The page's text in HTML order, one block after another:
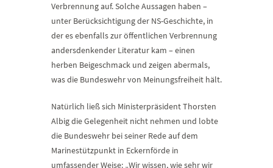
Verbrennung auf. Solche Aussagen haben –
unter Berücksichtigung der NS-Geschichte, in
der es ebenfalls zur öffentlichen Verbrennung
andersdenkender Literatur kam – einen
herben Beigeschmack und zeigen abermals,
was die Bundeswehr von Meinungsfreiheit hält.
Natürlich ließ sich Ministerpräsident Thorsten
Albig die Gelegenheit nicht nehmen und lobte
die Bundeswehr bei seiner Rede auf dem
Marinestützpunkt in Eckernförde in
umfassender Weise: „Wir wissen, wie sehr wir